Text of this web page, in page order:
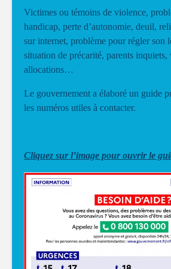
Victimes ou témoins de violence,
handicap, perte d’autonomie, deuil,
sur internet, problème pour régler son
situation de précarité, parents inquiets,
allocations…
Le gouvernement a élaboré un guide
les numéros utiles à contacter.
Cliquez sur l’image pour ouvrir le